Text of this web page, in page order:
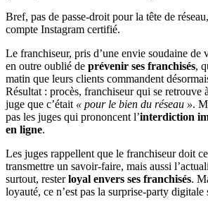
Bref, pas de passe-droit pour la tête de
compte Instagram certifié.
Le franchiseur, pris d’une envie soudaine de
en outre oublié de prévenir ses franchisés,
matin que leurs clients commandent
Résultat : procès, franchiseur qui se retrouve
juge que c’était « pour le bien du réseau ».
pas les juges qui prononcent l’interdiction
en ligne.
Les juges rappellent que le franchiseur doit
transmettre un savoir-faire, mais aussi
surtout, resterloyal envers ses franchisés.
loyauté, ce n’est pas la surprise-party digitale